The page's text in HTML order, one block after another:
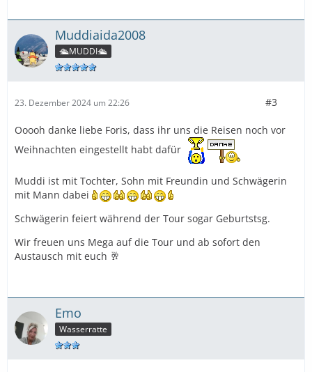
Muddiaida2008
🛳️MUDDI🛳️
23. Dezember 2024 um 22:26 #3
Ooooh danke liebe Foris, dass ihr uns die Reisen noch vor
Weihnachten eingestellt habt dafür
Muddi ist mit Tochter, Sohn mit Freundin und Schwägerin
mit Mann dabei
Schwägerin feiert während der Tour sogar Geburtstsg.
Wir freuen uns Mega auf die Tour und ab sofort den
Austausch mit euch 🥂
Emo
Wasserratte